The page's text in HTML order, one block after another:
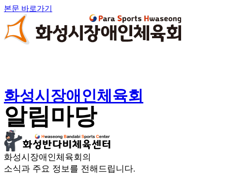
본문 바로가기
화성시장애인체육회
알림마당
화성시장애인체육회의
소식과 주요 정보를 전해드립니다.